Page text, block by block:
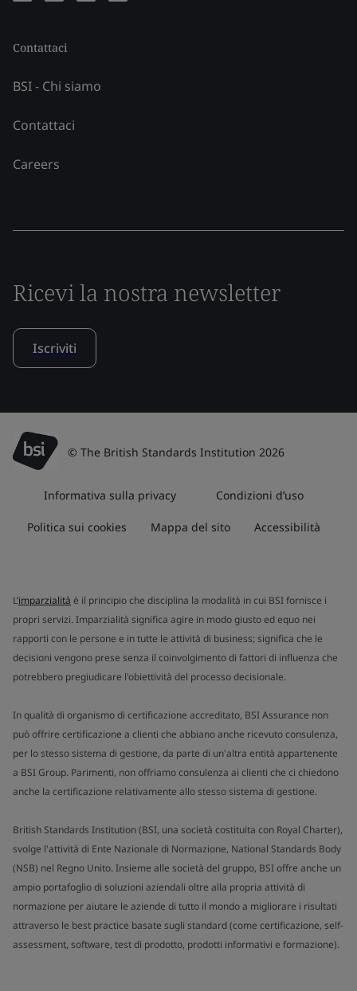
Contattaci
BSI - Chi siamo
Contattaci
Careers
Ricevi la nostra newsletter
Iscriviti
© The British Standards Institution 2026
Informativa sulla privacy Condizioni d’uso
Politica sui cookies Mappa del sito Accessibilità
L’imparzialità è il principio che disciplina la modalità in cui BSI fornisce i
propri servizi. Imparzialità significa agire in modo giusto ed equo nei
rapporti con le persone e in tutte le attività di business; significa che le
decisioni vengono prese senza il coinvolgimento di fattori di influenza che
potrebbero pregiudicare l'obiettività del processo decisionale.
In qualità di organismo di certificazione accreditato, BSI Assurance non
può offrire certificazione a clienti che abbiano anche ricevuto consulenza,
per lo stesso sistema di gestione, da parte di un'altra entità appartenente
a BSI Group. Parimenti, non offriamo consulenza ai clienti che ci chiedono
anche la certificazione relativamente allo stesso sistema di gestione.
British Standards Institution (BSI, una società costituita con Royal Charter),
svolge l'attività di Ente Nazionale di Normazione, National Standards Body
(NSB) nel Regno Unito. Insieme alle società del gruppo, BSI offre anche un
ampio portafoglio di soluzioni aziendali oltre alla propria attività di
normazione per aiutare le aziende di tutto il mondo a migliorare i risultati
attraverso le best practice basate sugli standard (come certificazione, self-
assessment, software, test di prodotto, prodotti informativi e formazione).